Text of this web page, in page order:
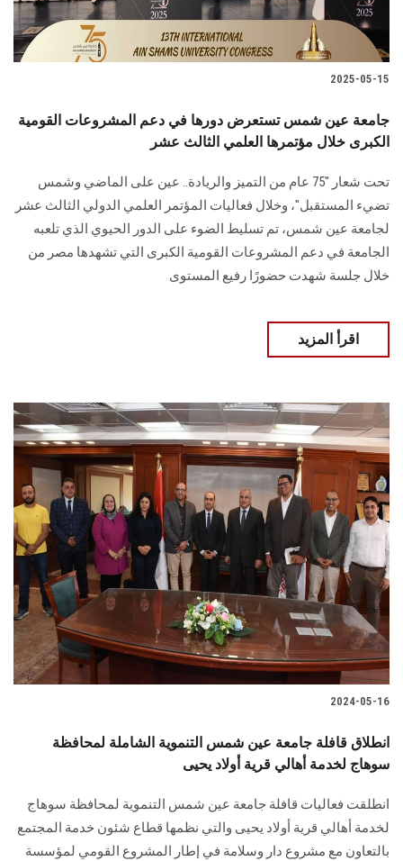
2025-05-15
جامعة عين شمس تستعرض دورها في دعم المشروعات القومية
الكبرى خلال مؤتمرها العلمي الثالث عشر
تحت شعار "75 عام من التميز والريادة.. عين على الماضي وشمس
تضيء المستقبل"، وخلال فعاليات المؤتمر العلمي الدولي الثالث عشر
لجامعة عين شمس، تم تسليط الضوء على الدور الحيوي الذي تلعبه
الجامعة في دعم المشروعات القومية الكبرى التي تشهدها مصر من
خلال جلسة شهدت حضورًا رفيع المستوى
اقرأ المزيد
2024-05-16
انطلاق قافلة جامعة عين شمس التنموية الشاملة لمحافظة
سوهاج لخدمة أهالي قرية أولاد يحيى
انطلقت فعاليات قافلة جامعة عين شمس التنموية لمحافظة سوهاج
لخدمة أهالي قرية ‏أولاد يحيى والتي نظمها قطاع شئون خدمة المجتمع
بالتعاون مع مشروع دار ‏وسلامة في إطار المشروع القومي لمؤسسة